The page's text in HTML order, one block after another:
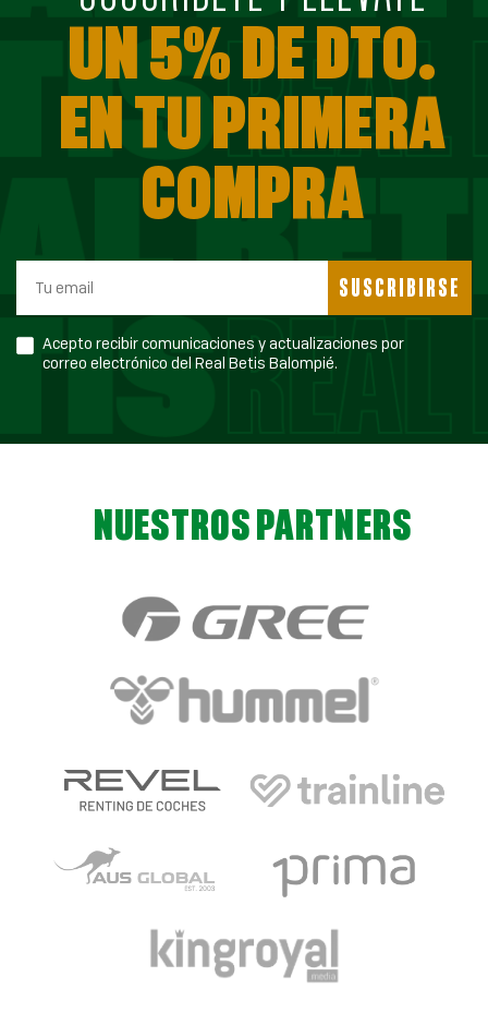
UN 5% DE DTO.
EN TU PRIMERA
COMPRA
SUSCRIBIRSE
Acepto recibir comunicaciones y actualizaciones por
correo electrónico del Real Betis Balompié.
NUESTROS PARTNERS